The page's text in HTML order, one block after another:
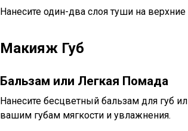
Нанесите один-два слоя туши на
Макияж Губ
Бальзам или Легкая Помада
Нанесите бесцветный бальзам для губ
вашим губам мягкости и увлажнения.